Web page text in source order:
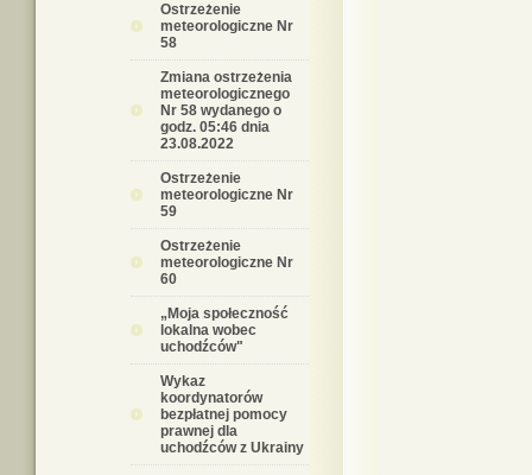
Ostrzeżenie
meteorologiczne Nr
58
Zmiana ostrzeżenia
meteorologicznego
Nr 58 wydanego o
godz. 05:46 dnia
23.08.2022
Ostrzeżenie
meteorologiczne Nr
59
Ostrzeżenie
meteorologiczne Nr
60
„Moja społeczność
lokalna wobec
uchodźców"
Wykaz
koordynatorów
bezpłatnej pomocy
prawnej dla
uchodźców z Ukrainy